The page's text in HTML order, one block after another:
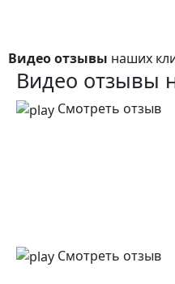
Видео отзывы наших
Видео отзывы
Смотреть отзыв
Смотреть отзыв